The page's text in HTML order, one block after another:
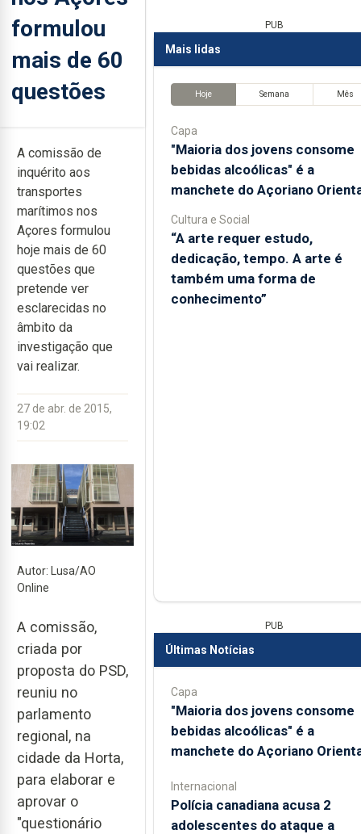
formulou
mais de 60
questões
A comissão de
inquérito aos
transportes
marítimos nos
Açores formulou
hoje mais de 60
questões que
pretende ver
esclarecidas no
âmbito da
investigação que
vai realizar.
27 de abr. de 2015,
19:02
Autor: Lusa/AO
Online
A comissão,
criada por
proposta do PSD,
reuniu no
parlamento
regional, na
cidade da Horta,
para elaborar e
aprovar o
"questionário
PUB
Mais lidas
Hoje Semana Mês
Capa
"Maioria dos jovens consome
bebidas alcoólicas" é a
manchete do Açoriano
Cultura e Social
“A arte requer estudo,
dedicação, tempo. A arte é
também uma forma de
conhecimento”
PUB
Últimas Notícias
Capa
"Maioria dos jovens consome
bebidas alcoólicas" é a
manchete do Açoriano
Internacional
Polícia canadiana acusa 2
adolescentes do ataque a